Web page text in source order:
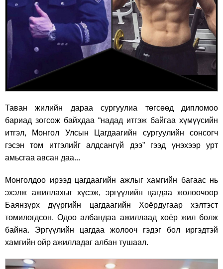
Таван жилийн дараа сургуулиа төгсөөд дипломоо
бариад зогсож байхдаа “надад итгэж байгаа хүмүүсийн
итгэл, Монгол Улсын Цагдаагийн сургуулийн сонсогч
гэсэн том итгэлийг алдсангүй дээ” гээд үнэхээр урт
амьсгаа авсан даа...
Монголдоо ирээд цагдаагийн ажлыг хамгийн багаас нь
эхэлж ажиллахыг хүсэж, эргүүлийн цагдаа жолоочоор
Баянзүрх дүүргийн цагдаагийн Хоёрдугаар хэлтэст
томилогдсон. Одоо албандаа ажиллаад хоёр жил болж
байна. Эргүүлийн цагдаа жолооч гэдэг бол иргэдтэй
хамгийн ойр ажилладаг албан тушаал.